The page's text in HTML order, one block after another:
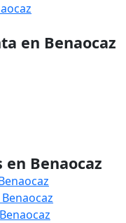
en Benaocaz
Benaocaz